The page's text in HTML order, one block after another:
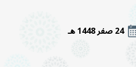
24 صفر 1448 هـ